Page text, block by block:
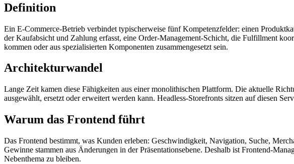
Definition
Ein E-Commerce-Betrieb verbindet typischerweise fünf Kompetenzfelder: einen
der Kaufabsicht und Zahlung erfasst, eine Order-Management-Schicht, die Fulfillment
kommen oder aus spezialisierten Komponenten zusammengesetzt sein.
Architekturwandel
Lange Zeit kamen diese Fähigkeiten aus einer monolithischen Plattform. Die aktuelle
ausgewählt, ersetzt oder erweitert werden kann. Headless-Storefronts sitzen auf diesen
Warum das Frontend führt
Das Frontend bestimmt, was Kunden erleben: Geschwindigkeit, Navigation, Suche,
Gewinne stammen aus Änderungen in der Präsentationsebene. Deshalb ist Frontend-
Nebenthema zu bleiben.